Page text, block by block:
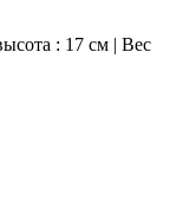
: 17 см | Вес